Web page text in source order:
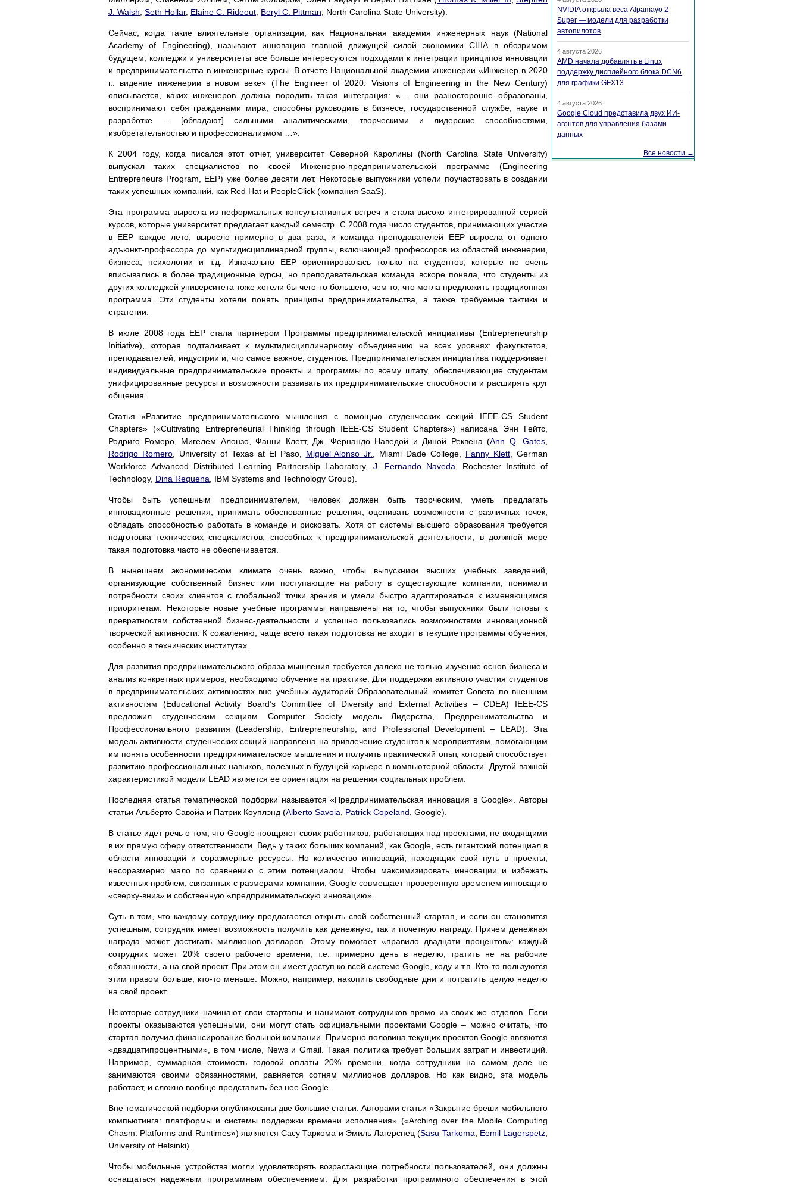
J. Walsh Seth Hollar, Elaine C. Rideout Beryl C. Pittman , North Carolina State University).
Сейчас, когда такие влиятельные организации, как Национальная академия инженерных наук (National
Academy of Engineering), называют инновацию главной движущей силой экономики США в обозримом
будущем, колледжи и университеты все больше интересуются подходами к интеграции принципов инновации
и предпринимательства в инженерные курсы. В отчете Национальной академии инженерии «Инженер в 2020
г.: видение инженерии в новом веке» (The Engineer of 2020: Visions of Engineering in the New Century)
описывается, каких инженеров должна породить такая интеграция: «… они разносторонне образованы,
воспринимают себя гражданами мира, способны руководить в бизнесе, государственной службе, науке и
разработке … [обладают] сильными аналитическими, творческими и лидерские способностями,
изобретательностью и профессионализмом …».
К 2004 году, когда писался этот отчет, университет Северной Каролины (North Carolina State University)
выпускал таких специалистов по своей Инженерно-предпринимательской программе (Engineering
Entrepreneurs Program, EEP) уже более десяти лет. Некоторые выпускники успели поучаствовать в создании
таких успешных компаний, как Red Hat и PeopleClick (компания SaaS).
Эта программа выросла из неформальных консультативных встреч и стала высоко интегрированной серией
курсов, которые университет предлагает каждый семестр. С 2008 года число студентов, принимающих участие
в EEP каждое лето, выросло примерно в два раза, и команда преподавателей EEP выросла от одного
адъюнкт-профессора до мультидисциплинарной группы, включающей профессоров из областей инженерии,
бизнеса, психологии и т.д. Изначально EEP ориентировалась только на студентов, которые не очень
вписывались в более традиционные курсы, но преподавательская команда вскоре поняла, что студенты из
других колледжей университета тоже хотели бы чего-то большего, чем то, что могла предложить традиционная
программа. Эти студенты хотели понять принципы предпринимательства, а также требуемые тактики и
стратегии.
В июле 2008 года EEP стала партнером Программы предпринимательской инициативы (Entrepreneurship
Initiative), которая подталкивает к мультидисциплинарному объединению на всех уровнях: факультетов,
преподавателей, индустрии и, что самое важное, студентов. Предпринимательская инициатива поддерживает
индивидуальные предпринимательские проекты и программы по всему штату, обеспечивающие студентам
унифицированные ресурсы и возможности развивать их предпринимательские способности и расширять круг
общения.
Статья «Развитие предпринимательского мышления с помощью студенческих секций IEEE-CS Student
Chapters» («Cultivating Entrepreneurial Thinking through IEEE-CS Student Chapters») написана Энн Гейтс,
Родриго Ромеро, Мигелем Алонзо, Фанни Клетт, Дж. Фернандо Наведой и Диной Реквена (Ann Q. Gates
Rodrigo Romero, University of Texas at El Paso, Miguel Alonso Jr. , Miami Dade College, Fanny Klett , German
Workforce Advanced Distributed Learning Partnership Laboratory, J. Fernando Naveda , Rochester Institute of
Technology, Dina Requena , IBM Systems and Technology Group).
Чтобы быть успешным предпринимателем, человек должен быть творческим, уметь предлагать
инновационные решения, принимать обоснованные решения, оценивать возможности с различных точек,
обладать способностью работать в команде и рисковать. Хотя от системы высшего образования требуется
подготовка технических специалистов, способных к предпринимательской деятельности, в должной мере
такая подготовка часто не обеспечивается.
В нынешнем экономическом климате очень важно, чтобы выпускники высших учебных заведений,
организующие собственный бизнес или поступающие на работу в существующие компании, понимали
потребности своих клиентов с глобальной точки зрения и умели быстро адаптироваться к изменяющимся
приоритетам. Некоторые новые учебные программы направлены на то, чтобы выпускники были готовы к
превратностям собственной бизнес-деятельности и успешно пользовались возможностями инновационной
творческой активности. К сожалению, чаще всего такая подготовка не входит в текущие программы обучения,
особенно в технических институтах.
Для развития предпринимательского образа мышления требуется далеко не только изучение основ бизнеса и
анализ конкретных примеров; необходимо обучение на практике. Для поддержки активного участия студентов
в предпринимательских активностях вне учебных аудиторий Образовательный комитет Совета по внешним
активностям (Educational Activity Board’s Committee of Diversity and External Activities – CDEA) IEEE-CS
предложил студенческим секциям Computer Society модель Лидерства, Предпренимательства и
Профессионального развития (Leadership, Entrepreneurship, and Professional Development – LEAD). Эта
модель активности студенческих секций направлена на привлечение студентов к мероприятиям, помогающим
им понять особенности предпринимательское мышления и получить практический опыт, который способствует
развитию профессиональных навыков, полезных в будущей карьере в компьютерной области. Другой важной
характеристикой модели LEAD является ее ориентация на решения социальных проблем.
Последняя статья тематической подборки называется «Предпринимательская инновация в Google». Авторы
статьи Альберто Савойа и Патрик Коуплэнд (Alberto Savoia Patrick Copeland , Google).
В статье идет речь о том, что Google поощряет своих работников, работающих над проектами, не входящими
в их прямую сферу ответственности. Ведь у таких больших компаний, как Google, есть гигантский потенциал в
области инноваций и соразмерные ресурсы. Но количество инноваций, находящих свой путь в проекты,
несоразмерно мало по сравнению с этим потенциалом. Чтобы максимизировать инновации и избежать
известных проблем, связанных с размерами компании, Google совмещает проверенную временем инновацию
«сверху-вниз» и собственную «предпринимательскую инновацию».
Суть в том, что каждому сотруднику предлагается открыть свой собственный стартап, и если он становится
успешным, сотрудник имеет возможность получить как денежную, так и почетную награду. Причем денежная
награда может достигать миллионов долларов. Этому помогает «правило двадцати процентов»: каждый
сотрудник может 20% своего рабочего времени, т.е. примерно день в неделю, тратить не на рабочие
обязанности, а на свой проект. При этом он имеет доступ ко всей системе Google, коду и т.п. Кто-то пользуются
этим правом больше, кто-то меньше. Можно, например, накопить свободные дни и потратить целую неделю
на свой проект.
Некоторые сотрудники начинают свои стартапы и нанимают сотрудников прямо из своих же отделов. Если
проекты оказываются успешными, они могут стать официальными проектами Google – можно считать, что
стартап получил финансирование большой компании. Примерно половина текущих проектов Google являются
«двадцатипроцентными», в том числе, News и Gmail. Такая политика требует больших затрат и инвестиций.
Например, суммарная стоимость годовой оплаты 20% времени, когда сотрудники на самом деле не
занимаются своими обязанностями, равняется сотням миллионов долларов. Но как видно, эта модель
работает, и сложно вообще представить без нее Google.
Вне тематической подборки опубликованы две большие статьи. Авторами статьи «Закрытие бреши мобильного
компьютинга: платформы и системы поддержки времени исполнения» («Arching over the Mobile Computing
Chasm: Platforms and Runtimes») являются Сасу Таркома и Эмиль Лагерспец (Sasu Tarkoma Eemil Lagerspetz
University of Helsinki).
Чтобы мобильные устройства могли удовлетворять возрастающие потребности пользователей, они должны
оснащаться надежным программным обеспечением. Для разработки программного обеспечения в этой
NVIDIA открыла веса Alpamayo 2
Super — модели для разработки
автопилотов
4 августа 2026
AMD начала добавлять в Linux
поддержку дисплейного блока DCN6
для графики GFX13
4 августа 2026
Google Cloud представила двух ИИ-
агентов для управления базами
данных
Все новости →